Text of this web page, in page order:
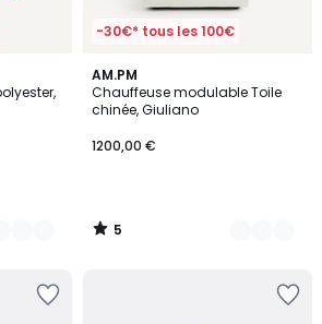
-30€* tous les 100€
AM.PM
Chauffeuse modulable Toile
chinée, Giuliano
1200,00 €
5
/
5
7
Couleurs
5
/